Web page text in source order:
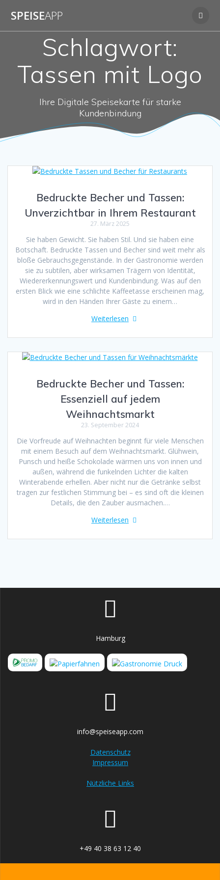
SPEISEAPP
Schlagwort:
Tassen mit Logo
Ihre Digitale Speisekarte für starke
Kundenbindung
Bedruckte Becher und Tassen:
Unverzichtbar in Ihrem Restaurant
27. März 2025
Sie haben Gewicht. Sie haben Stil. Und sie haben eine
Botschaft. Bedruckte Tassen und Becher sind weit mehr als
bloße Gebrauchsgegenstände. In der Gastronomie werden
sie zu subtilen, aber wirksamen Trägern von Identität,
Wiedererkennungswert und Kundenbindung. Was auf den
ersten Blick wie eine schlichte Kaffeetasse erscheinen mag,
wird in den Händen Ihrer Gäste zu einem…
Weiterlesen
Bedruckte Becher und Tassen:
Essenziell auf jedem
Weihnachtsmarkt
23. September 2024
Die Vorfreude auf Weihnachten beginnt für viele Menschen
mit einem Besuch auf dem Weihnachtsmarkt. Glühwein,
Punsch und heiße Schokolade wärmen uns von innen und
außen, während die funkelnden Lichter die kalten
Winterabende erhellen. Aber nicht nur die Getränke selbst
tragen zur festlichen Stimmung bei – es sind oft die kleinen
Details, die den Zauber ausmachen.…
Weiterlesen
Hamburg
info@speiseapp.com
Datenschutz
Impressum
Nützliche Links
+49 40 38 63 12 40